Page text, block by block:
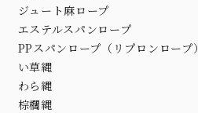
ジュート麻ロープ
エステルスパンロープ
PPスパンロープ（リプロンロープ）
い草縄
わら縄
棕櫚縄